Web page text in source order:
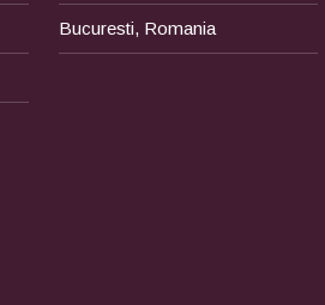
Bucuresti, Romania